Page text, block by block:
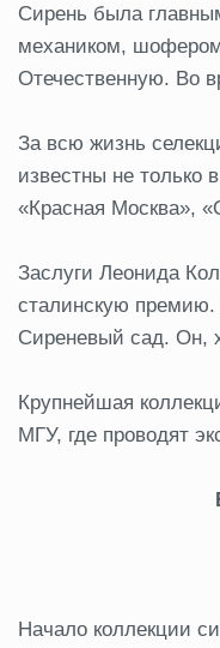
Сирень была
механиком,
Отечественную. Во
За всю жизнь
известны не только
«Красная Москва»,
Заслуги Леонида
сталинскую премию.
Сиреневый сад. Он,
Крупнейшая
МГУ, где проводят
Начало коллекции